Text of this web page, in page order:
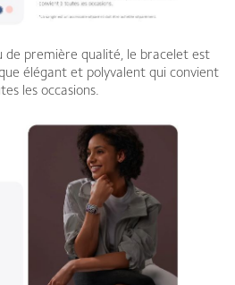
de première qualité, le bracelet est
élégant et polyvalent qui convient
les occasions.